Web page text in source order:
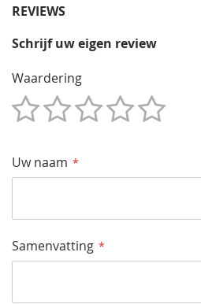
REVIEWS
Schrijf uw eigen review
Waardering
Uw naam
Samenvatting